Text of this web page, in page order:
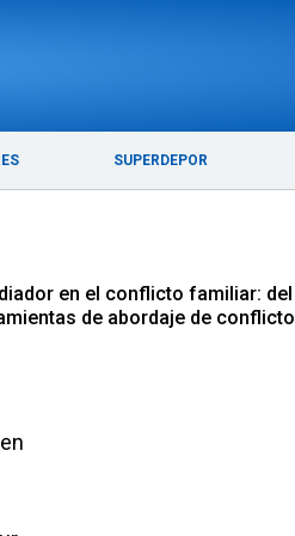
SUPERDEPOR
en el conflicto familiar:
de abordaje de